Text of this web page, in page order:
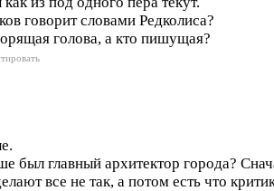
говорит словами Редколиса?
голова, а кто пишущая?
был главный архитектор города?
все не так, а потом есть что